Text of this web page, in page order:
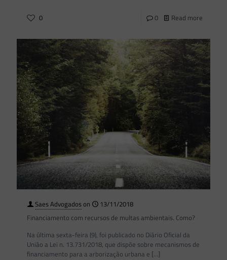
0 0 Read more
Saes Advogadoson
13/11/2018
Financiamento com recursos de multas ambientais. Como?
Na última sexta-feira (9), foi publicado no Diário Oficial da
União a Lei n. 13.731/2018, que dispõe sobre mecanismos de
financiamento para a arborização urbana e […]